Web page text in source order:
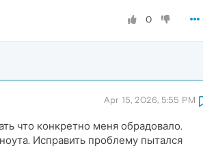
0
Apr 15, 2026, 5:55 PM
что конкретно меня обрадовало.
Исправить проблему пытался